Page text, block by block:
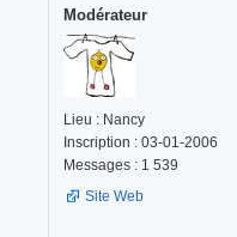
Modérateur
Lieu : Nancy
Inscription : 03-01-2006
Messages : 1 539
Site Web